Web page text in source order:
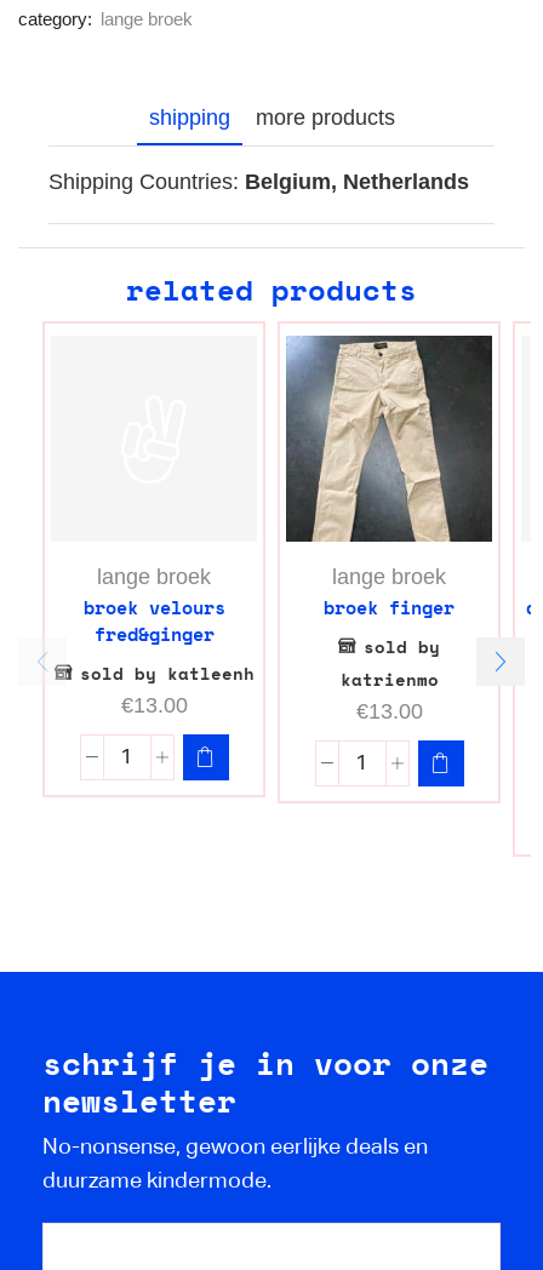
category: lange broek
shipping more products
Shipping Countries: Belgium, Netherlands
related products
lange broek
broek velours
fred&ginger
sold by katleenh
€13.00
lange broek
broek finger
sold by
katrienmo
€13.00
schrijf je in voor onze
newsletter
No-nonsense, gewoon eerlijke deals en
duurzame kindermode.